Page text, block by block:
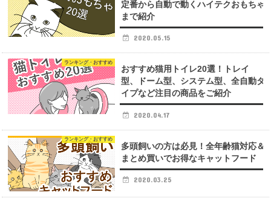
定番から自動で動くハイテクおもちゃ
まで紹介
2020.05.15
ランキング・おすすめ
おすすめ猫用トイレ20選！トレイ
型、ドーム型、システム型、全自動タ
イプなど注目の商品をご紹介
2020.04.17
ランキング・おすすめ
多頭飼いの方は必見！全年齢猫対応＆
まとめ買いでお得なキャットフード
2020.03.25